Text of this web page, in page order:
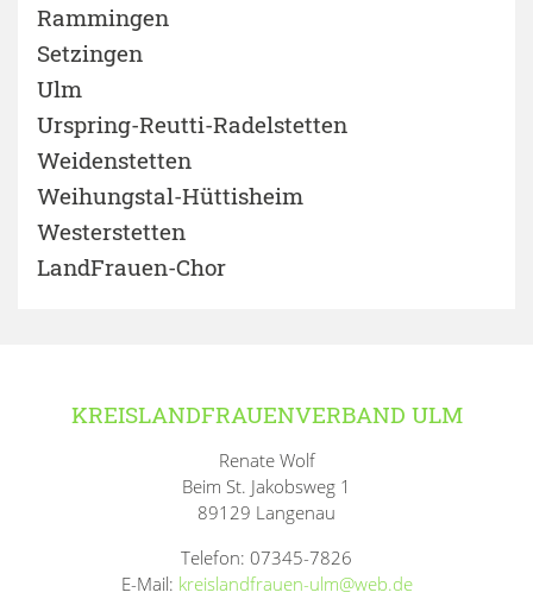
Rammingen
Setzingen
Ulm
Urspring-Reutti-Radelstetten
Weidenstetten
Weihungstal-Hüttisheim
Westerstetten
LandFrauen-Chor
KREISLANDFRAUENVERBAND ULM
Renate Wolf
Beim St. Jakobsweg 1
89129 Langenau
Telefon: 07345-7826
E-Mail: kreislandfrauen-ulm@web.de